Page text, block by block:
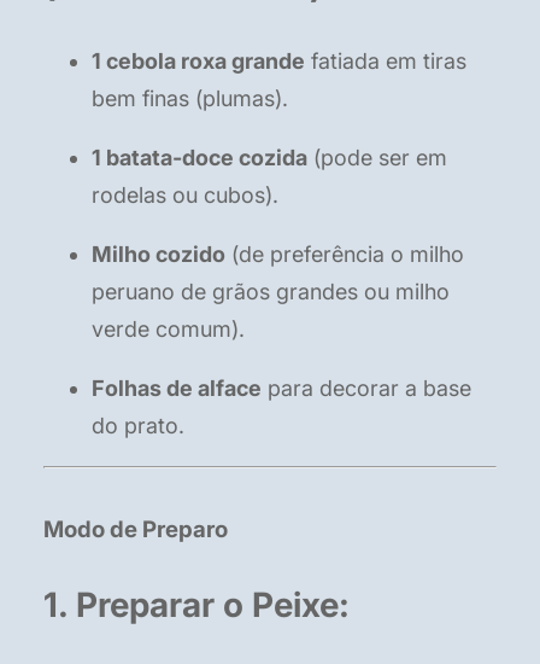
1 cebola roxa grande fatiada em tiras
bem finas (plumas).
1 batata-doce cozida (pode ser em
rodelas ou cubos).
Milho cozido (de preferência o milho
peruano de grãos grandes ou milho
verde comum).
Folhas de alface para decorar a base
do prato.
Modo de Preparo
1. Preparar o Peixe: